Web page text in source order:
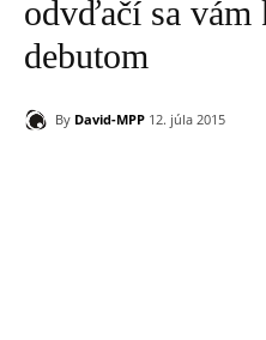
odvďačí sa vám
debutom
By David-MPP 12. júla 2015